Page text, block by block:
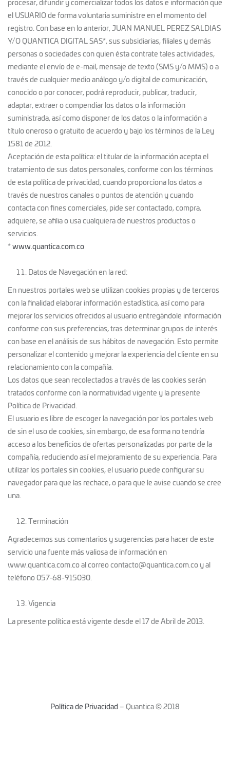
procesar, difundir y comercializar todos los datos e información que
el USUARIO de forma voluntaria suministre en el momento del
registro. Con base en lo anterior, JUAN MANUEL PEREZ SALDIAS
Y/O QUANTICA DIGITAL SAS*, sus subsidiarias, filiales y demás
personas o sociedades con quien ésta contrate tales actividades,
mediante el envío de e-mail, mensaje de texto (SMS y/o MMS) o a
través de cualquier medio análogo y/o digital de comunicación,
conocido o por conocer, podrá reproducir, publicar, traducir,
adaptar, extraer o compendiar los datos o la información
suministrada, así como disponer de los datos o la información a
título oneroso o gratuito de acuerdo y bajo los términos de la Ley
1581 de 2012.
Aceptación de esta política: el titular de la información acepta el
tratamiento de sus datos personales, conforme con los términos
de esta política de privacidad, cuando proporciona los datos a
través de nuestros canales o puntos de atención y cuando
contacta con fines comerciales, pide ser contactado, compra,
adquiere, se afilia o usa cualquiera de nuestros productos o
servicios.
* www.quantica.com.co
Datos de Navegación en la red:
En nuestros portales web se utilizan cookies propias y de terceros
con la finalidad elaborar información estadística, así como para
mejorar los servicios ofrecidos al usuario entregándole información
conforme con sus preferencias, tras determinar grupos de interés
con base en el análisis de sus hábitos de navegación. Esto permite
personalizar el contenido y mejorar la experiencia del cliente en su
relacionamiento con la compañía.
Los datos que sean recolectados a través de las cookies serán
tratados conforme con la normatividad vigente y la presente
Política de Privacidad.
El usuario es libre de escoger la navegación por los portales web
de sin el uso de cookies, sin embargo, de esa forma no tendría
acceso a los beneficios de ofertas personalizadas por parte de la
compañía, reduciendo así el mejoramiento de su experiencia. Para
utilizar los portales sin cookies, el usuario puede configurar su
navegador para que las rechace, o para que le avise cuando se cree
una.
Terminación
Agradecemos sus comentarios y sugerencias para hacer de este
servicio una fuente más valiosa de información en
www.quantica.com.co al correo contacto@quantica.com.co y al
teléfono 057-68-915030.
Vigencia
La presente política está vigente desde el 17 de Abril de 2013.
Política de Privacidad – Quantica © 2018